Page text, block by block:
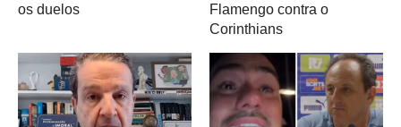
os duelos
Flamengo contra o
Corinthians